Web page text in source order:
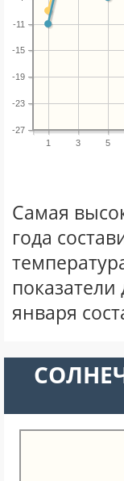
1 3 5
-27
-23
-19
-15
-11
Самая
года
января